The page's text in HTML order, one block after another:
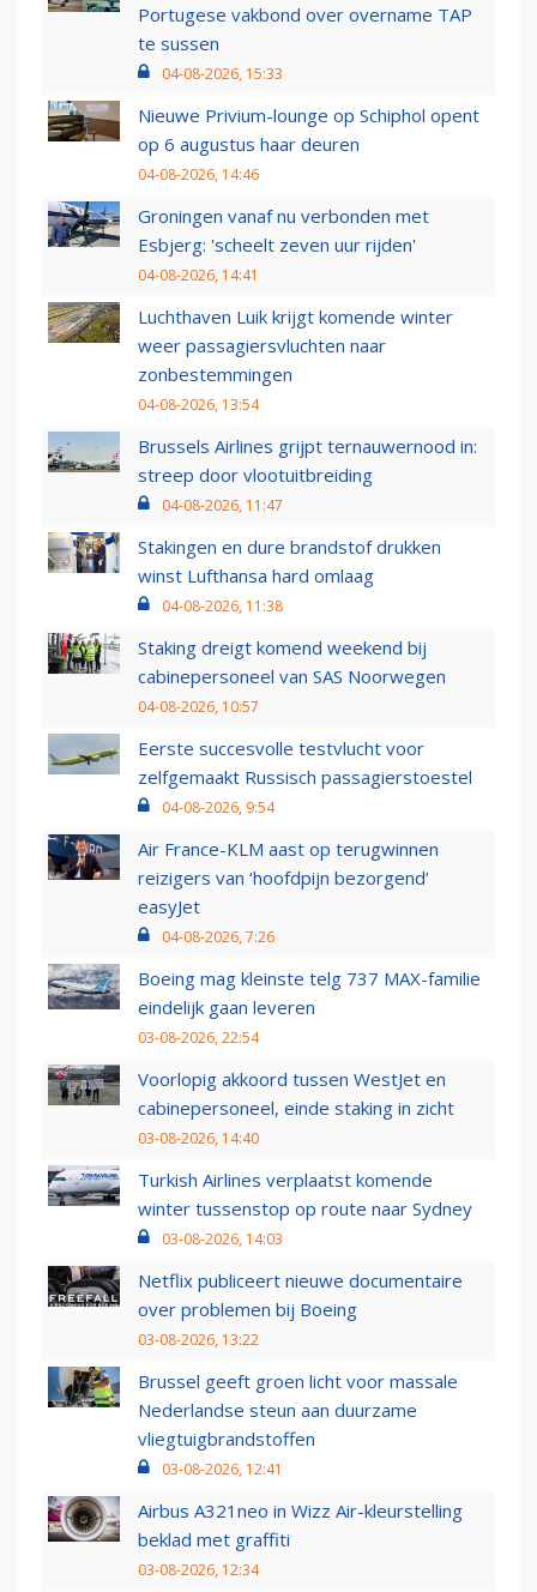
Portugese vakbond over overname TAP
te sussen
04-08-2026, 15:33
Nieuwe Privium-lounge op Schiphol opent
op 6 augustus haar deuren
04-08-2026, 14:46
Groningen vanaf nu verbonden met
Esbjerg: 'scheelt zeven uur rijden'
04-08-2026, 14:41
Luchthaven Luik krijgt komende winter
weer passagiersvluchten naar
zonbestemmingen
04-08-2026, 13:54
Brussels Airlines grijpt ternauwernood in:
streep door vlootuitbreiding
04-08-2026, 11:47
Stakingen en dure brandstof drukken
winst Lufthansa hard omlaag
04-08-2026, 11:38
Staking dreigt komend weekend bij
cabinepersoneel van SAS Noorwegen
04-08-2026, 10:57
Eerste succesvolle testvlucht voor
zelfgemaakt Russisch passagierstoestel
04-08-2026, 9:54
Air France-KLM aast op terugwinnen
reizigers van ‘hoofdpijn bezorgend’
easyJet
04-08-2026, 7:26
Boeing mag kleinste telg 737 MAX-familie
eindelijk gaan leveren
03-08-2026, 22:54
Voorlopig akkoord tussen WestJet en
cabinepersoneel, einde staking in zicht
03-08-2026, 14:40
Turkish Airlines verplaatst komende
winter tussenstop op route naar Sydney
03-08-2026, 14:03
Netflix publiceert nieuwe documentaire
over problemen bij Boeing
03-08-2026, 13:22
Brussel geeft groen licht voor massale
Nederlandse steun aan duurzame
vliegtuigbrandstoffen
03-08-2026, 12:41
Airbus A321neo in Wizz Air-kleurstelling
beklad met graffiti
03-08-2026, 12:34